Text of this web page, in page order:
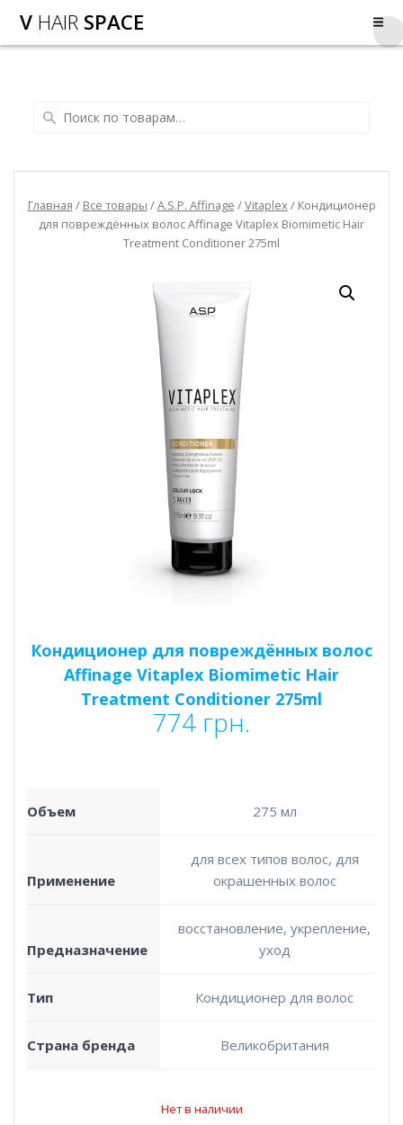
V HAIR SPACE
Главная / Все товары /A.S.P. Affinage /Vitaplex/ Кондиционер
для повреждённых волос Affinage Vitaplex Biomimetic Hair
Treatment Conditioner 275ml
Кондиционер для повреждённых волос
Affinage Vitaplex Biomimetic Hair
Treatment Conditioner 275ml
774 грн.
Объем 275 мл
Применение
для всех типов волос, для
окрашенных волос
Предназначение
восстановление, укрепление,
уход
Тип Кондиционер для волос
Страна бренда Великобритания
Нет в наличии